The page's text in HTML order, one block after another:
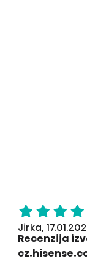
Jirka,
Recenzija